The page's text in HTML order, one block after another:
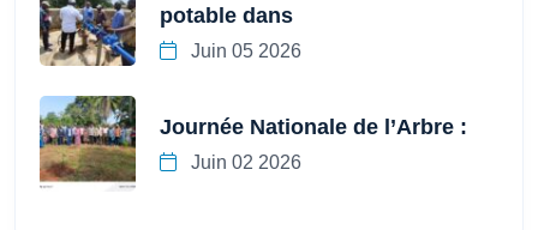
potable dans
Juin 05 2026
Journée Nationale de l’Arbre :
Juin 02 2026